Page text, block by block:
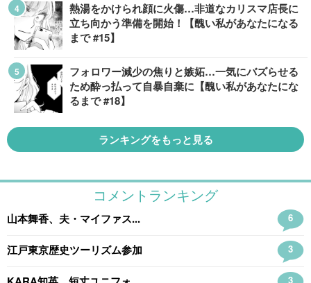
熱湯をかけられ顔に火傷…非道なカリスマ店長に
立ち向かう準備を開始！【醜い私があなたになる
まで #15】
フォロワー減少の焦りと嫉妬…一気にバズらせる
ため酔っ払って自暴自棄に【醜い私があなたにな
るまで #18】
ランキングをもっと見る